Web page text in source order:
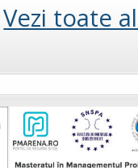
Vezi toate